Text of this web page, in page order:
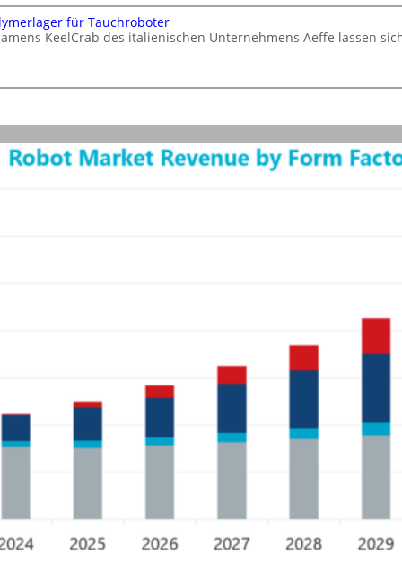
für Tauchroboter
KeelCrab des italienischen Unternehmens Aeffe lassen